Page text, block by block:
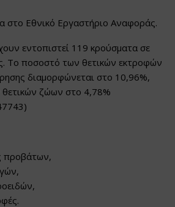
στο Εθνικό Εργαστήριο Αναφοράς.
εντοπιστεί 119 κρούσματα σε
Το ποσοστό των θετικών εκτροφών
διαμορφώνεται στο 10,96%,
ζώων στο 4,78%
προβάτων,